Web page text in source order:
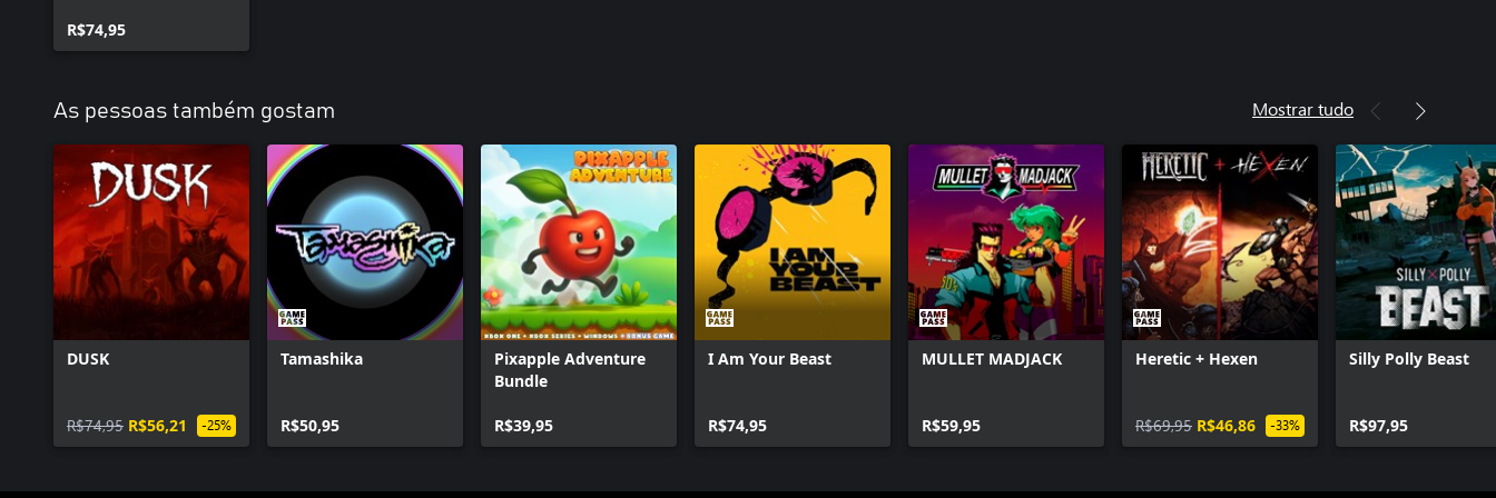
R$74,95
As pessoas também gostam Mostrar tudo
DUSK
R$74,95 R$56,21 -25%
Tamashika
R$50,95
Pixapple Adventure
Bundle
R$39,95
I Am Your Beast
R$74,95
MULLET MADJACK
R$59,95
Heretic + Hexen
R$69,95 R$46,86 -33%
Silly Polly Beast
R$97,95